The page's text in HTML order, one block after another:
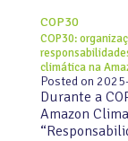
COP30
COP30:
climática na
Posted on
Durante a
Amazon